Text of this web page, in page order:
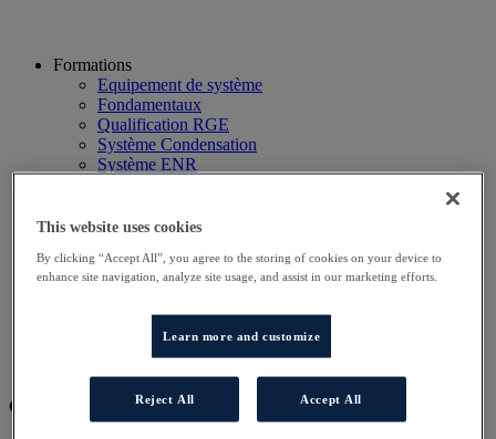
Formations
Equipement de système
Fondamentaux
Qualification RGE
Système Condensation
Système ENR
Webinaire
Hôtels
Planning
Particulier
Professionnel
Cet évènement a terminé.
This website uses cookies
By clicking “Accept All”, you agree to the storing of cookies on your device to
enhance site navigation, analyze site usage, and assist in our marketing efforts.
Learn more and customize
Reject All Accept All